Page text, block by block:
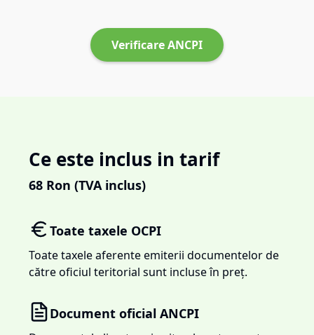
Verificare ANCPI
Ce este inclus in tarif
68 Ron (TVA inclus)
Toate taxele OCPI
Toate taxele aferente emiterii documentelor de
către oficiul teritorial sunt incluse în preț.
Document oficial ANCPI